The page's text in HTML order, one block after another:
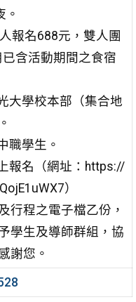
。
報名688元，雙人團
含活動期間之食宿
大學校本部（集合地
職學生。
報名（網址：https://
）
行程之電子檔乙份，
學生及導師群組，協
謝您。